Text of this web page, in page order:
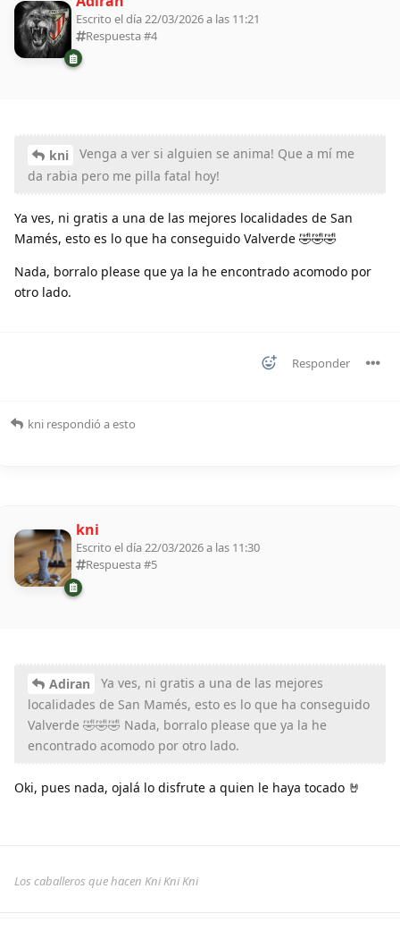
Escrito el día 22/03/2026 a las 11:21
Respuesta #4
kni
Venga a ver si alguien se anima! Que a mí me
da rabia pero me pilla fatal hoy!
Ya ves, ni gratis a una de las mejores localidades de San
Mamés, esto es lo que ha conseguido Valverde 🤣🤣🤣
Nada, borralo please que ya la he encontrado acomodo por
otro lado.
Responder
kni respondió a esto
kni
Escrito el día 22/03/2026 a las 11:30
Respuesta #5
Adiran
Ya ves, ni gratis a una de las mejores
localidades de San Mamés, esto es lo que ha conseguido
Valverde 🤣🤣🤣 Nada, borralo please que ya la he
encontrado acomodo por otro lado.
Oki, pues nada, ojalá lo disfrute a quien le haya tocado 🤘
Los caballeros que hacen Kni Kni Kni